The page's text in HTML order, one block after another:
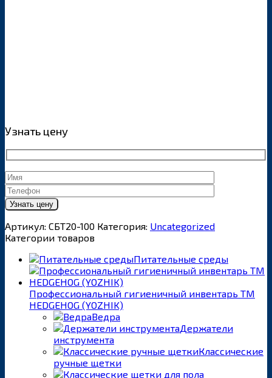
Узнать цену
Артикул: СБТ20-100 Категория: Uncategorized
Категории товаров
Питательные среды
Профессиональный гигиеничный инвентарь ТМ
HEDGEHOG (YOZHIK)
Ведра
Держатели
инструмента
Классические
ручные щетки